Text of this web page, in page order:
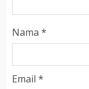
Nama *
Email *